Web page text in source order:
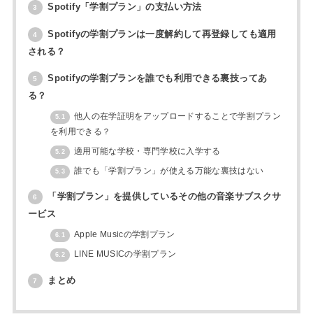
3 Spotify「学割プラン」の支払い方法
4
Spotifyの学割プランは一度解約して再登録しても適用
される？
5
Spotifyの学割プランを誰でも利用できる裏技ってあ
る？
5.1
他人の在学証明をアップロードすることで学割プラン
を利用できる？
5.2 適用可能な学校・専門学校に入学する
5.3 誰でも「学割プラン」が使える万能な裏技はない
6
「学割プラン」を提供しているその他の音楽サブスクサ
ービス
6.1 Apple Musicの学割プラン
6.2 LINE MUSICの学割プラン
7 まとめ